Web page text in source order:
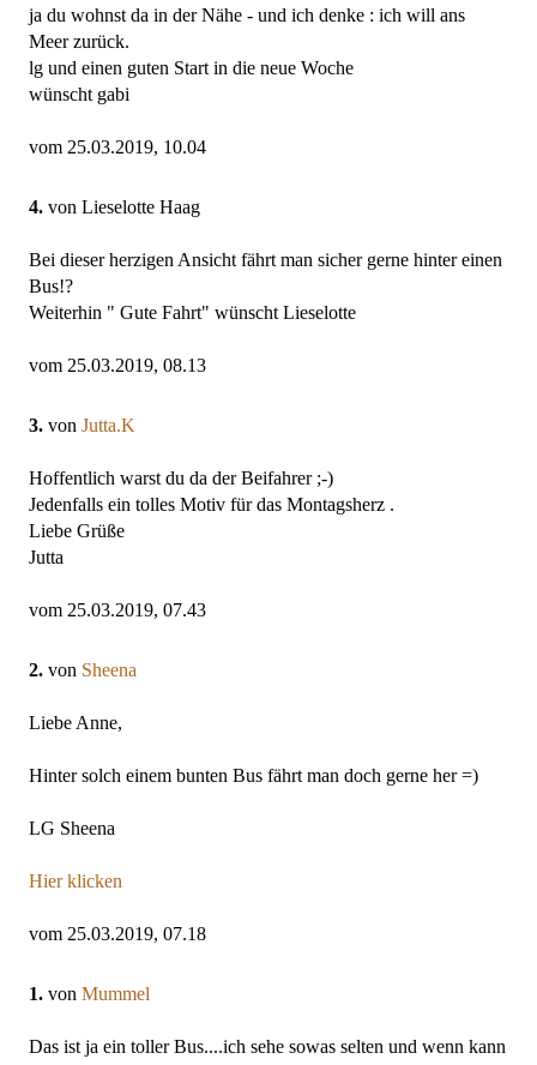
ja du wohnst da in der Nähe - und ich denke : ich will ans
Meer zurück.
lg und einen guten Start in die neue Woche
wünscht gabi
vom 25.03.2019, 10.04
4. von Lieselotte Haag
Bei dieser herzigen Ansicht fährt man sicher gerne hinter einen
Bus!?
Weiterhin " Gute Fahrt" wünscht Lieselotte
vom 25.03.2019, 08.13
3. von Jutta.K
Hoffentlich warst du da der Beifahrer ;-)
Jedenfalls ein tolles Motiv für das Montagsherz .
Liebe Grüße
Jutta
vom 25.03.2019, 07.43
2. von Sheena
Liebe Anne,
Hinter solch einem bunten Bus fährt man doch gerne her =)
LG Sheena
Hier klicken
vom 25.03.2019, 07.18
1. von Mummel
Das ist ja ein toller Bus....ich sehe sowas selten und wenn kann